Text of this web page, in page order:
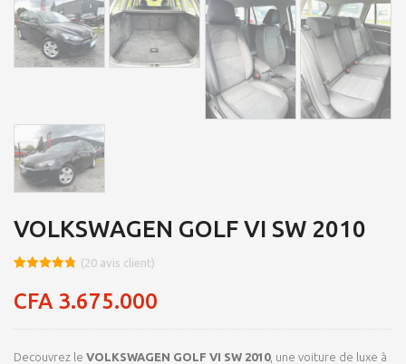
VOLKSWAGEN GOLF VI SW 2010
sur 5
basé sur
client
(20 avis client)
CFA 3.675.000
Decouvrez le VOLKSWAGEN GOLF VI SW 2010, une voiture de luxe à